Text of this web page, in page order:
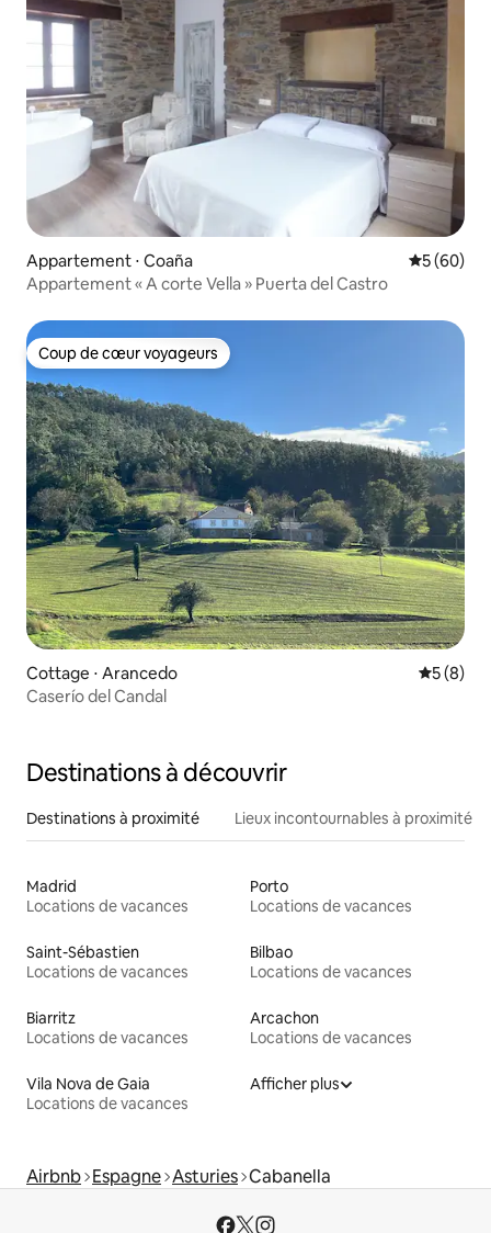
Appartement ⋅ Coaña
5 (60)
Appartement « A corte Vella » Puerta del Castro
Coup de cœur voyageurs
Coup de cœur voyageurs
Cottage ⋅ Arancedo
5 (8)
Caserío del Candal
Destinations à découvrir
Destinations à proximité Lieux incontournables à proximité
Madrid
Locations de vacances
Porto
Locations de vacances
Saint-Sébastien
Locations de vacances
Bilbao
Locations de vacances
Biarritz
Locations de vacances
Arcachon
Locations de vacances
Vila Nova de Gaia
Locations de vacances
Afficher plus
Airbnb Espagne Asturies Cabanella